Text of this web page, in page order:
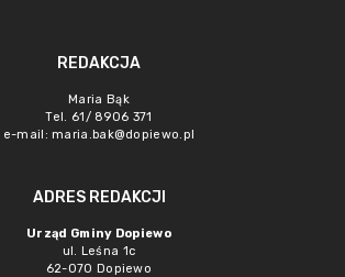
REDAKCJA
Maria Bąk
Tel. 61/ 8906 371
e-mail: maria.bak@dopiewo.pl
ADRES REDAKCJI
Urząd Gminy Dopiewo
ul. Leśna 1c
62-070 Dopiewo